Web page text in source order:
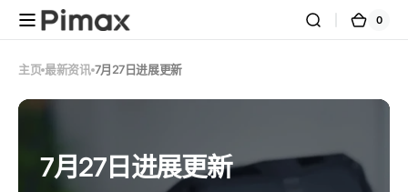
跳到内
容
购
0
0
商
主页 最新资讯 7月27日进展更新
7月27日进展更新